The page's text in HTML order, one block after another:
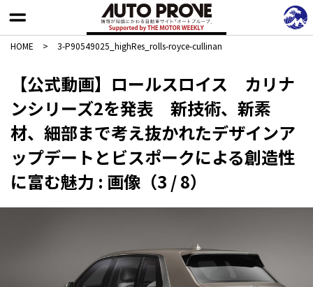
HOME > 3-P90549025_highRes_rolls-royce-cullinan
【公式動画】ロールスロイス カリナ
ンシリーズ2を発表 新技術、新素
材、細部まで考え抜かれたデザインア
ップデートとビスポークによる創造性
に富む魅力 : 画像（3 / 8）